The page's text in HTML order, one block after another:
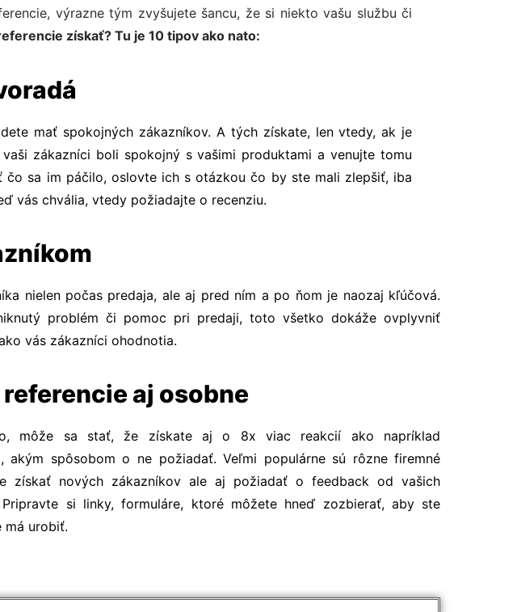
výrazne tým zvyšujete šancu, že si niekto vašu službu či
získať? Tu je 10 tipov ako nato:
mať spokojných zákazníkov. A tých získate, len vtedy, ak je
zákazníci boli spokojný s vašimi produktami a venujte tomu
čo sa im páčilo, oslovte ich s otázkou čo by ste mali zlepšiť, iba
vás chvália, vtedy požiadajte o recenziu.
nielen počas predaja, ale aj pred ním a po ňom je naozaj kľúčová.
problém či pomoc pri predaji, toto všetko dokáže ovplyvniť
vás zákazníci ohodnotia.
aj osobne
môže sa stať, že získate aj o 8x viac reakcií ako napríklad
spôsobom o ne požiadať. Veľmi populárne sú rôzne firemné
získať nových zákazníkov ale aj požiadať o feedback od vašich
Pripravte si linky, formuláre, ktoré môžete hneď zozbierať, aby ste
má urobiť.